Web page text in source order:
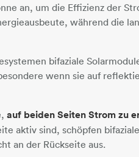
an, um die Effizienz der
während die
bifaziale
wenn sie auf
auf beiden Seiten Strom zu
aktiv sind, schöpfen
an der Rückseite aus.